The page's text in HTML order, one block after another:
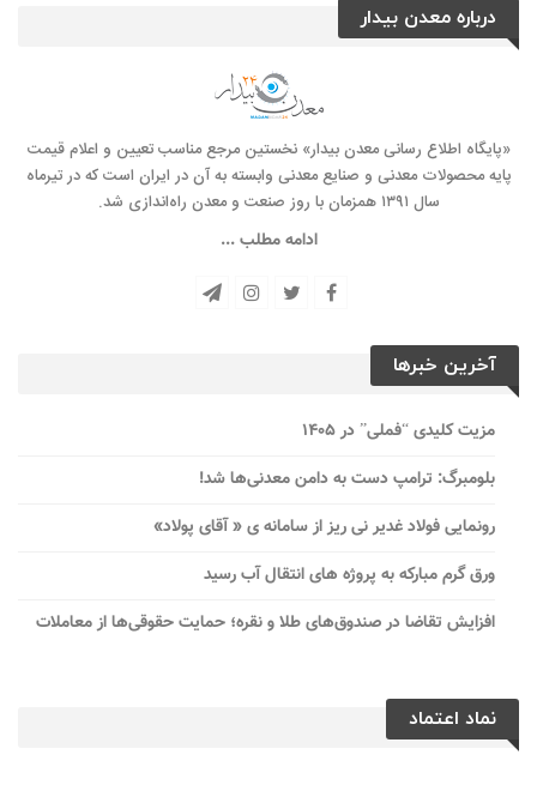
درباره معدن بیدار
«پایگاه اطلاع رسانی معدن بیدار» نخستین مرجع مناسب تعیین و اعلام قیمت
پایه محصولات معدنی و صنایع معدنی وابسته به آن در ایران است که در تیرماه
سال ۱۳۹۱ همزمان با روز صنعت و معدن راه‌‌اندازی شد.
ادامه مطلب ...
آخرین خبرها
مزیت کلیدی “فملی” در ۱۴۰۵
بلومبرگ: ترامپ دست به دامن معدنی‌ها شد!
رونمایی فولاد غدیر نی ریز از سامانه ی « آقای پولاد»
ورق گرم مبارکه به پروژه های انتقال آب رسید
افزایش تقاضا در صندوق‌های طلا و نقره؛ حمایت حقوقی‌ها از معاملات
نماد اعتماد